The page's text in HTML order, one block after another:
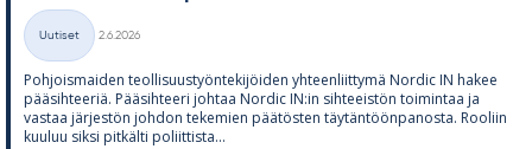
Kategoriat
Uutiset
2.6.2026
Poh­jois­mai­den teol­li­suus­työn­te­ki­jöi­den yh­teen­liit­tymä Nor­dic IN ha­kee
pää­sih­tee­riä. Pää­sih­teeri joh­taa Nor­dic IN:in sih­tee­is­tön toi­min­taa ja
vas­taa jär­jes­tön joh­don te­ke­mien pää­tös­ten täy­tän­töön­pa­nosta. Roo­liin
kuu­luu siksi pit­kälti po­liit­tista...